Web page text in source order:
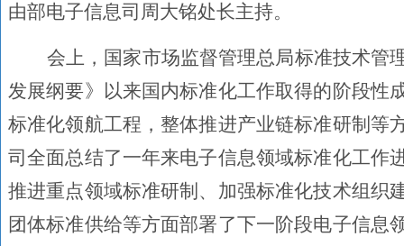
由部电子信息司周大铭处长主持。
会上，国家市场监督管理总局标准技术管
发展纲要》以来国内标准化工作取得的阶段性
标准化领航工程，整体推进产业链标准研制等
司全面总结了一年来电子信息领域标准化工作
推进重点领域标准研制、加强标准化技术组织
团体标准供给等方面部署了下一阶段电子信息